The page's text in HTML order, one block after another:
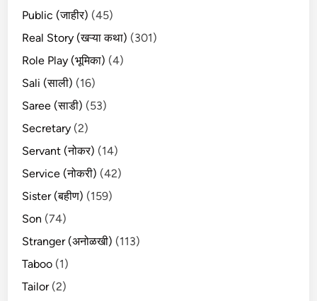
Public (जाहीर) (45)
Real Story (खऱ्या कथा) (301)
Role Play (भूमिका) (4)
Sali (साली) (16)
Saree (साडी) (53)
Secretary (2)
Servant (नोकर) (14)
Service (नोकरी) (42)
Sister (बहीण) (159)
Son (74)
Stranger (अनोळखी) (113)
Taboo (1)
Tailor(2)